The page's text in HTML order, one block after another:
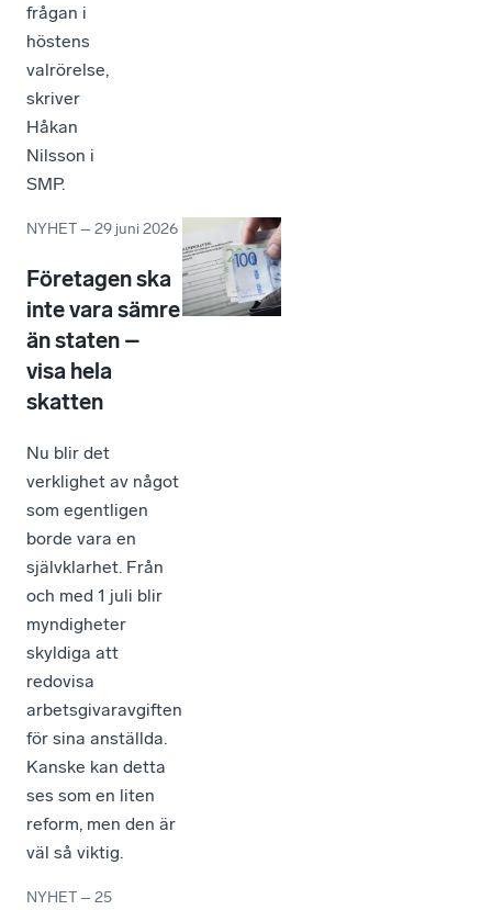
frågan i
höstens
valrörelse,
skriver
Håkan
Nilsson i
SMP.
NYHET –29 juni 2026
Företagen ska
inte vara sämre
än staten –
visa hela
skatten
Nu blir det
verklighet av något
som egentligen
borde vara en
självklarhet. Från
och med 1 juli blir
myndigheter
skyldiga att
redovisa
arbetsgivaravgiften
för sina anställda.
Kanske kan detta
ses som en liten
reform, men den är
väl så viktig.
NYHET –25